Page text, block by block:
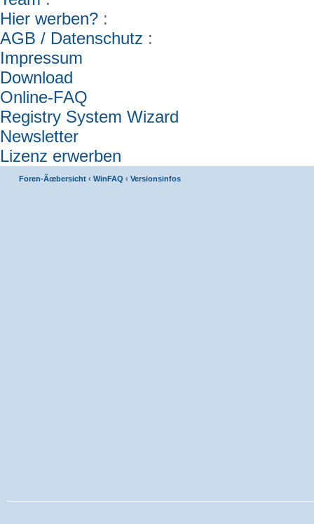
Hier werben? :
AGB / Datenschutz :
Impressum
Download
Online-FAQ
Registry System Wizard
Newsletter
Lizenz erwerben
Foren-Ãœbersicht ‹ WinFAQ ‹ Versionsinfos